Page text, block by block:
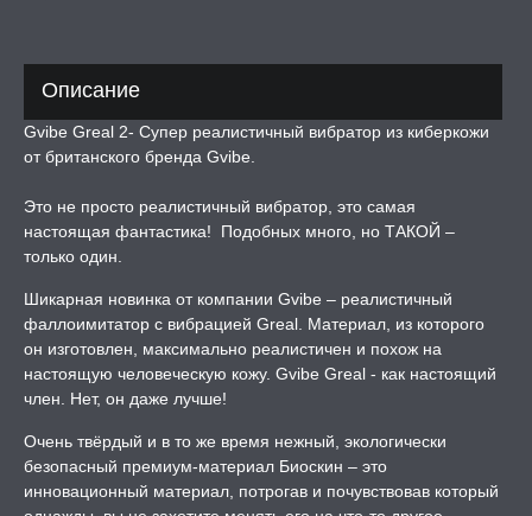
КАРТА
-50%, ТОВАР ЗА
ОБРАЗ
Описание
Gvibe Greal 2- Супер реалистичный вибратор из киберкожи
от британского бренда Gvibe.
Это не просто реалистичный вибратор, это самая
настоящая фантастика! Подобных много, но ТАКОЙ –
только один.
Шикарная новинка от компании Gvibe – реалистичный
фаллоимитатор с вибрацией Greal. Материал, из которого
он изготовлен, максимально реалистичен и похож на
настоящую человеческую кожу. Gvibe Greal - как настоящий
член. Нет, он даже лучше!
Очень твёрдый и в то же время нежный, экологически
безопасный премиум-материал Биоскин – это
инновационный материал, потрогав и почувствовав который